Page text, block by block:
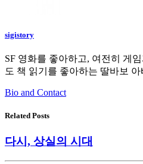
sigistory
SF 영화를 좋아하고, 여전히 게
도 책 읽기를 좋아하는 딸바보 아
Bio and Contact
Related Posts
다시, 상실의 시대